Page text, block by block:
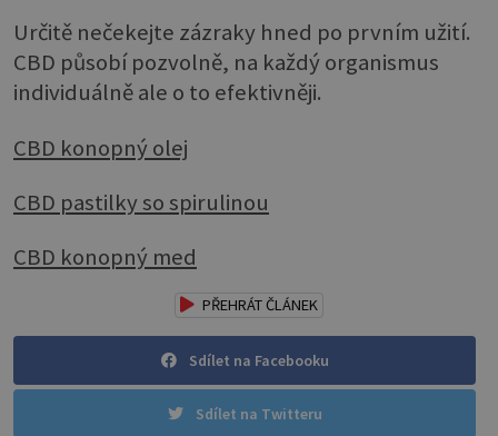
Určitě nečekejte zázraky hned po prvním užití.
CBD působí pozvolně, na každý organismus
individuálně ale o to efektivněji.
CBD konopný olej
CBD pastilky so spirulinou
CBD konopný med
PŘEHRÁT ČLÁNEK
Sdílet na Facebooku
Sdílet na Twitteru